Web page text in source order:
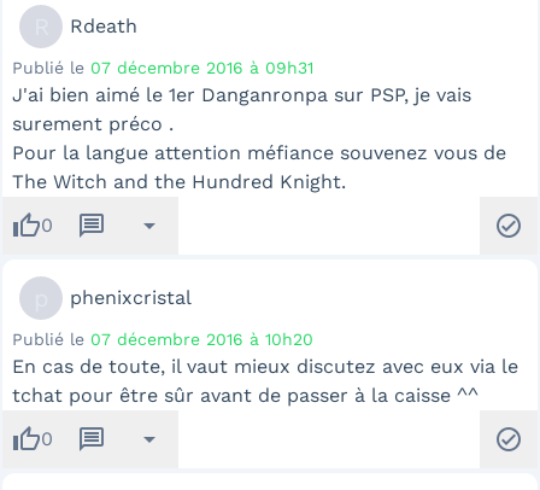
Rdeath
Publié le 07 décembre 2016 à 09h31
J'ai bien aimé le 1er Danganronpa sur PSP, je vais
surement préco .
Pour la langue attention méfiance souvenez vous de
The Witch and the Hundred Knight.
thumb_up0 message arrow_drop_down check_circle
phenixcristal
Publié le 07 décembre 2016 à 10h20
En cas de toute, il vaut mieux discutez avec eux via le
tchat pour être sûr avant de passer à la caisse ^^
thumb_up0 message arrow_drop_down check_circle